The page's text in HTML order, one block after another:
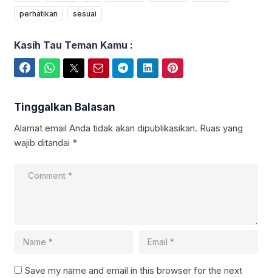
perhatikan sesuai
Kasih Tau Teman Kamu :
Tinggalkan Balasan
Alamat email Anda tidak akan dipublikasikan. Ruas yang
wajib ditandai *
Save my name and email in this browser for the next